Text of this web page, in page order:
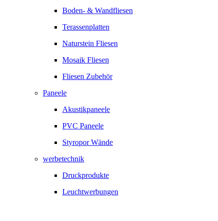
Boden- & Wandfliesen
Terassenplatten
Naturstein Fliesen
Mosaik Fliesen
Fliesen Zubehör
Paneele
Akustikpaneele
PVC Paneele
Styropor Wände
werbetechnik
Druckprodukte
Leuchtwerbungen